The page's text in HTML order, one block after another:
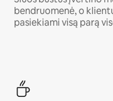
bendruomenė, o
pasiekiami visą parą